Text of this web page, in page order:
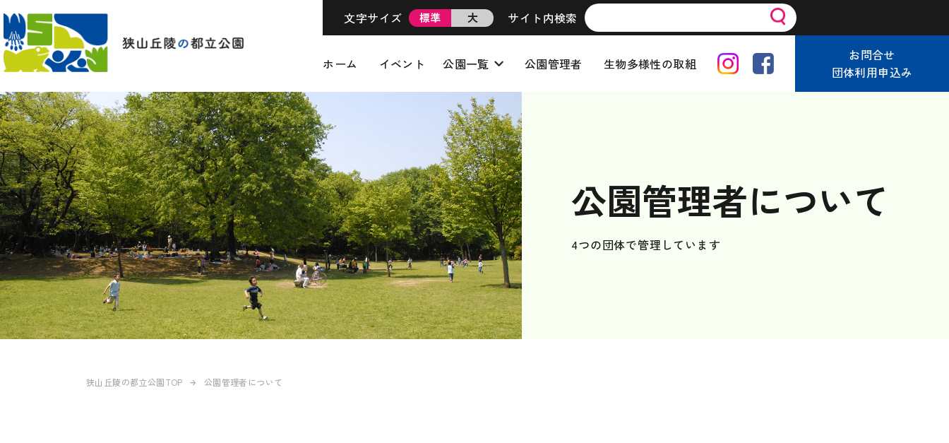
文字サイズ 標準 大 サイト内検索
ホーム イベント 公園一覧 公園管理者 生物多様性の取組
お問合せ
団体利用申込み
公園管理者について
4つの団体で管理しています
狭山丘陵の都立公園TOP 公園管理者について